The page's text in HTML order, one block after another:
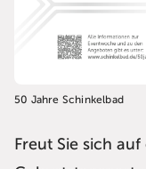
50 Jahre Schinkelbad
Freut Sie sich